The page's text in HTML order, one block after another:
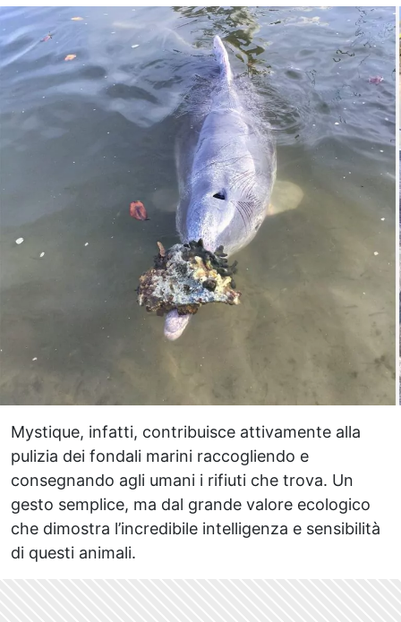
Mystique, infatti, contribuisce attivamente alla
pulizia dei fondali marini raccogliendo e
consegnando agli umani i rifiuti che trova. Un
gesto semplice, ma dal grande valore ecologico
che dimostra l’incredibile intelligenza e sensibilità
di questi animali.